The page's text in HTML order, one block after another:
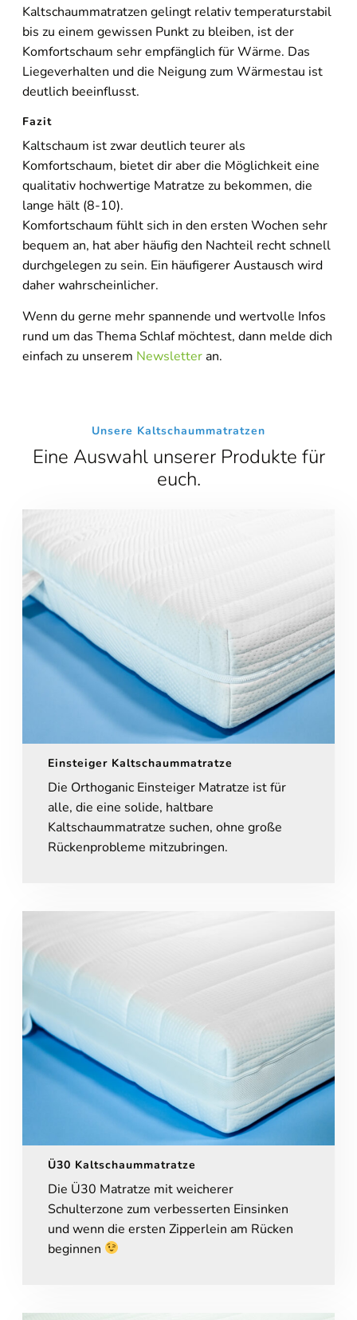
Kaltschaummatratzen gelingt relativ temperaturstabil
bis zu einem gewissen Punkt zu bleiben, ist der
Komfortschaum sehr empfänglich für Wärme. Das
Liegeverhalten und die Neigung zum Wärmestau ist
deutlich beeinflusst.
Fazit
Kaltschaum ist zwar deutlich teurer als
Komfortschaum, bietet dir aber die Möglichkeit eine
qualitativ hochwertige Matratze zu bekommen, die
lange hält (8-10).
Komfortschaum fühlt sich in den ersten Wochen sehr
bequem an, hat aber häufig den Nachteil recht schnell
durchgelegen zu sein. Ein häufigerer Austausch wird
daher wahrscheinlicher.
Wenn du gerne mehr spannende und wertvolle Infos
rund um das Thema Schlaf möchtest, dann melde dich
einfach zu unserem Newsletteran.
Unsere Kaltschaummatratzen
Eine Auswahl unserer Produkte für
euch.
Einsteiger Kaltschaummatratze
Die Orthoganic Einsteiger Matratze ist für
alle, die eine solide, haltbare
Kaltschaummatratze suchen, ohne große
Rückenprobleme mitzubringen.
Ü30 Kaltschaummatratze
Die Ü30 Matratze mit weicherer
Schulterzone zum verbesserten Einsinken
und wenn die ersten Zipperlein am Rücken
beginnen